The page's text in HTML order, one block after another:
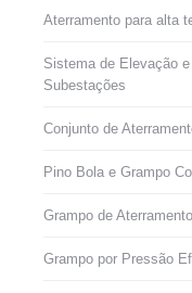
Aterramento para alta
Sistema de Elevação
Subestações
Conjunto de
Pino Bola e Grampo
Grampo de
Grampo por Pressão